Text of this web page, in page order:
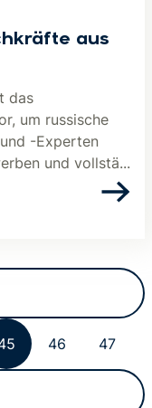
aus
das
um russische
-Experten
und vollstä...
46 47